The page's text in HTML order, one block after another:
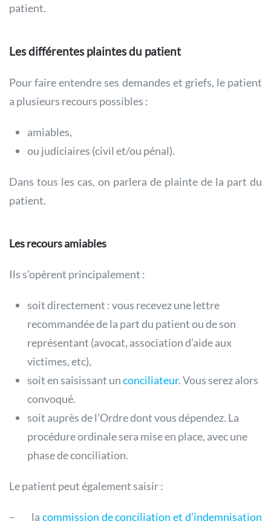
patient.
Les différentes plaintes du patient
Pour faire entendre ses demandes et griefs, le patient
a plusieurs recours possibles :
amiables,
ou judiciaires (civil et/ou pénal).
Dans tous les cas, on parlera de plainte de la part du
patient.
Les recours amiables
Ils s’opèrent principalement :
soit directement : vous recevez une lettre
recommandée de la part du patient ou de son
représentant (avocat, association d’aide aux
victimes, etc),
soit en saisissant unconciliateur. Vous serez alors
convoqué.
soit auprès de l’Ordre dont vous dépendez. La
procédure ordinale sera mise en place, avec une
phase de conciliation.
Le patient peut également saisir :
– la commission de conciliation et d’indemnisation